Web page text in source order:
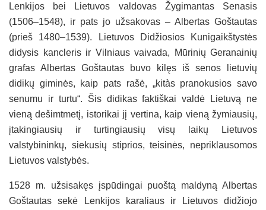
Lenkijos bei Lietuvos valdovas Žygimantas Senasis
(1506–1548), ir pats jo užsakovas – Albertas Goštautas
(prieš 1480–1539). Lietuvos Didžiosios Kunigaikštystės
didysis kancleris ir Vilniaus vaivada, Mūrinių Geranainių
grafas Albertas Goštautas buvo kilęs iš senos lietuvių
didikų giminės, kaip pats rašė, „kitàs pranokusios savo
senumu ir turtu“. Šis didikas faktiškai valdė Lietuvą ne
vieną dešimtmetį, istorikai jį vertina, kaip vieną žymiausių,
įtakingiausių ir turtingiausių visų laikų Lietuvos
valstybininkų, siekusių stiprios, teisinės, nepriklausomos
Lietuvos valstybės.
1528 m. užsisakęs įspūdingai puoštą maldyną Albertas
Goštautas sekė Lenkijos karaliaus ir Lietuvos didžiojo